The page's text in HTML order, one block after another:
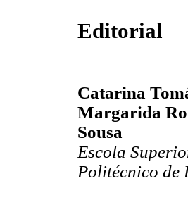
Editorial
Catarina
Margarida
Sousa
Escola
Politécnico de